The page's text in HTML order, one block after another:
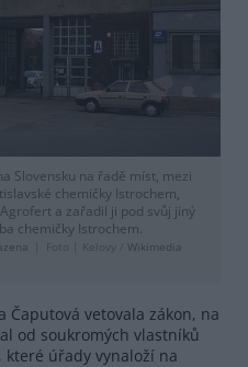
Slovensku na řadě míst, mezi
chemičky Istrochem,
a zařadil ji pod svůj jiný
chemičky Istrochem.
Foto | Kelovy / Wikimedia
Čaputová vetovala zákon, na
od soukromých vlastníků
úřady vynaloží na